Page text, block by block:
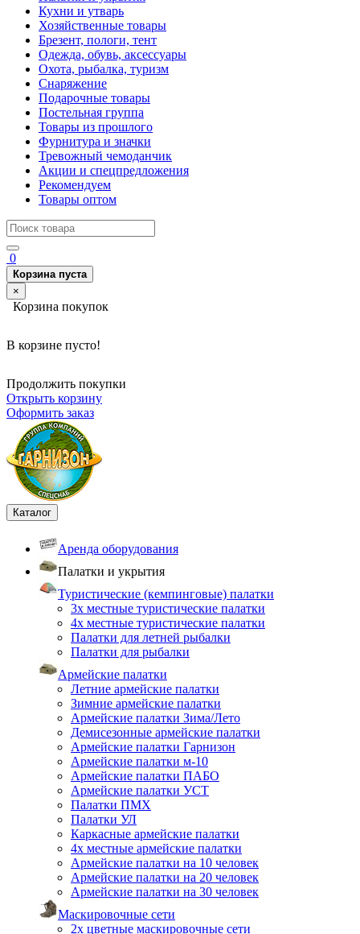
Кухни и утварь
Хозяйственные товары
Брезент, пологи, тент
Одежда, обувь, аксессуары
Охота, рыбалка, туризм
Снаряжение
Подарочные товары
Постельная группа
Товары из прошлого
Фурнитура и значки
Тревожный чемоданчик
Акции и спецпредложения
Рекомендуем
Товары оптом
0
Корзина пуста
×
Корзина покупок
В корзине пусто!
Продолжить покупки
Открыть корзину
Оформить заказ
Каталог
Аренда оборудования
Палатки и укрытия
Туристические (кемпинговые) палатки
3х местные туристические палатки
4х местные туристические палатки
Палатки для летней рыбалки
Палатки для рыбалки
Армейские палатки
Летние армейские палатки
Зимние армейские палатки
Армейские палатки Зима/Лето
Демисезонные армейские палатки
Армейские палатки Гарнизон
Армейские палатки м-10
Армейские палатки ПАБО
Армейские палатки УСТ
Палатки ПМХ
Палатки УЛ
Каркасные армейские палатки
4х местные армейские палатки
Армейские палатки на 10 человек
Армейские палатки на 20 человек
Армейские палатки на 30 человек
Маскировочные сети
2х цветные маскировочные сети